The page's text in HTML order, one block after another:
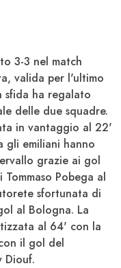
3-3 nel match
, valida per l'ultimo
sfida ha regalato
delle due squadre.
in vantaggio al 22'
gli emiliani hanno
grazie ai gol
Tommaso Pobega al
sfortunata di
al Bologna. La
al 64' con la
il gol del
Diouf.